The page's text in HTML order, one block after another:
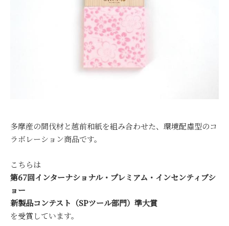
多摩産の間伐材と越前和紙を組み合わせた、環境配慮型のコ
ラボレーション商品です。
こちらは
第67回インターナショナル・プレミアム・インセンティブシ
ョー
新製品コンテスト（SPツール部門）準大賞
を受賞しています。